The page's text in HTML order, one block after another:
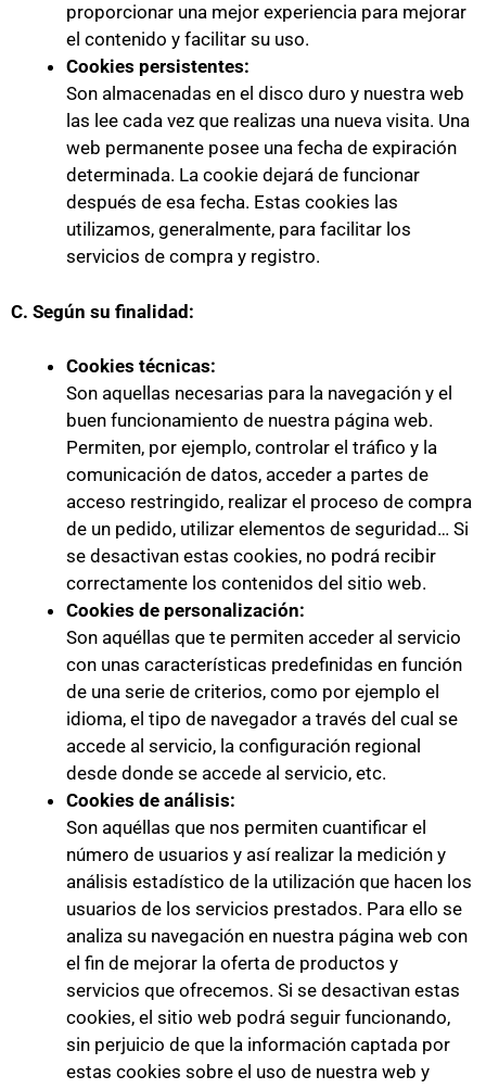
proporcionar una mejor experiencia para mejorar
el contenido y facilitar su uso.
Cookies persistentes:
Son almacenadas en el disco duro y nuestra web
las lee cada vez que realizas una nueva visita. Una
web permanente posee una fecha de expiración
determinada. La cookie dejará de funcionar
después de esa fecha. Estas cookies las
utilizamos, generalmente, para facilitar los
servicios de compra y registro.
C. Según su finalidad:
Cookies técnicas:
Son aquellas necesarias para la navegación y el
buen funcionamiento de nuestra página web.
Permiten, por ejemplo, controlar el tráfico y la
comunicación de datos, acceder a partes de
acceso restringido, realizar el proceso de compra
de un pedido, utilizar elementos de seguridad… Si
se desactivan estas cookies, no podrá recibir
correctamente los contenidos del sitio web.
Cookies de personalización:
Son aquéllas que te permiten acceder al servicio
con unas características predefinidas en función
de una serie de criterios, como por ejemplo el
idioma, el tipo de navegador a través del cual se
accede al servicio, la configuración regional
desde donde se accede al servicio, etc.
Cookies de análisis:
Son aquéllas que nos permiten cuantificar el
número de usuarios y así realizar la medición y
análisis estadístico de la utilización que hacen los
usuarios de los servicios prestados. Para ello se
analiza su navegación en nuestra página web con
el fin de mejorar la oferta de productos y
servicios que ofrecemos. Si se desactivan estas
cookies, el sitio web podrá seguir funcionando,
sin perjuicio de que la información captada por
estas cookies sobre el uso de nuestra web y